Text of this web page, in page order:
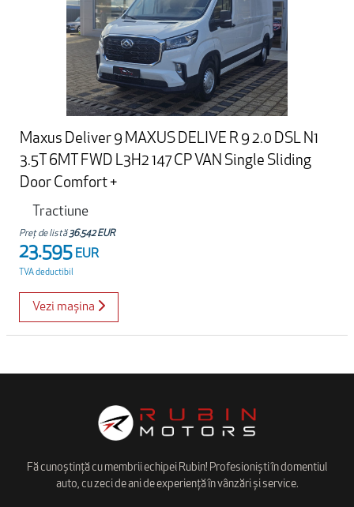
Maxus Deliver 9 MAXUS DELIVE R 9 2.0 DSL N1
3.5T 6MT FWD L3H2 147 CP VAN Single Sliding
Door Comfort +
Tractiune
Preț de listă 36.542 EUR
23.595 EUR
TVA deductibil
Vezi mașina
Fă cunoștință cu membrii echipei Rubin! Profesioniști în domentiul
auto, cu zeci de ani de experiență în vânzări și service.